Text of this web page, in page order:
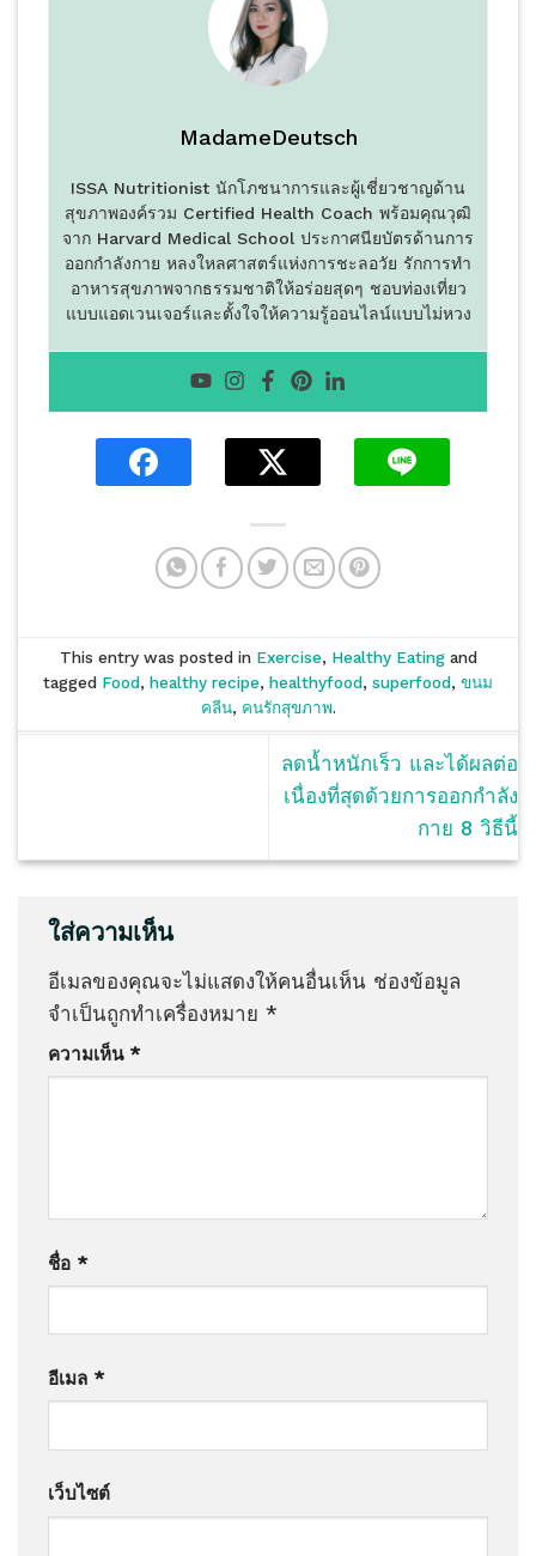
MadameDeutsch
ISSA Nutritionist นักโภชนาการและผู้เชี่ยวชาญด้าน
สุขภาพองค์รวม Certified Health Coach พร้อมคุณวุฒิ
จาก Harvard Medical School ประกาศนียบัตรด้านการ
ออกกำลังกาย หลงใหลศาสตร์แห่งการชะลอวัย รักการทำ
อาหารสุขภาพจากธรรมชาติให้อร่อยสุดๆ ชอบท่องเที่ยว
แบบแอดเวนเจอร์และตั้งใจให้ความรู้ออนไลน์แบบไม่หวง
This entry was posted in Exercise, Healthy Eatingand
tagged Food, healthy recipe, healthyfood, superfood, ขนม
คลีน, คนรักสุขภาพ.
ลดน้ำหนักเร็ว และได้ผลต่อ
เนื่องที่สุดด้วยการออกกำลัง
กาย 8 วิธีนี้
ใส่ความเห็น
อีเมลของคุณจะไม่แสดงให้คนอื่นเห็น ช่องข้อมูล
จำเป็นถูกทำเครื่องหมาย *
ความเห็น *
ชื่อ *
อีเมล *
เว็บไซต์